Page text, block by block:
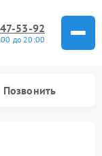
53-92
до 20:00
Позвонить